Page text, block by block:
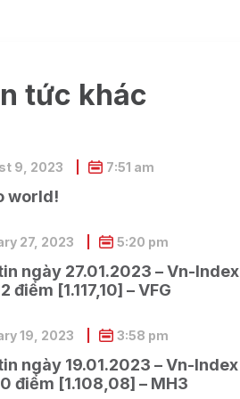
tức khác
world!
9, 2023 7:51 am
ngày 27.01.2023 – Vn-Index
điểm [1.117,10] – VFG
27, 2023 5:20 pm
ngày 19.01.2023 – Vn-Index
điểm [1.108,08] – MH3
19, 2023 3:58 pm